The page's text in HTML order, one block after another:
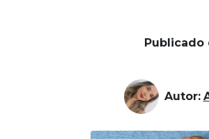
Publicado
Autor: